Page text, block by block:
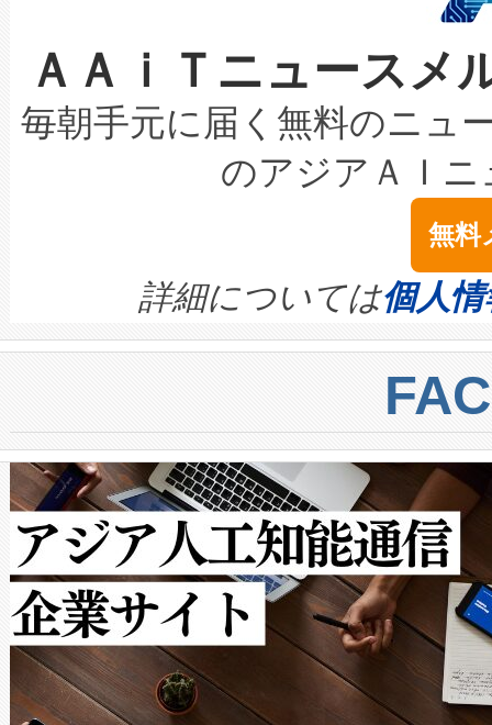
取得できる可能性もあります
設には、3億～4億ドルかか
最高経営責任者（CEO）であ
す。「当社のfully-connected
ームを利用すれば、6,000万
きます。この効率性は、フェ
限を超えて利用可能な電力容
持できるよう貢献します。こ
ービスレベル契約（SLA）違
テリー性能の劣化によるダウ
念は、現在データセンターが
ます。 Voltaiq provides a
quality and reliability for AI
BESS stack to ensure battery
centers. Voltaiqは、ai&のAI
からシステム統合、試運転、
クルの各段階のデータを監視
[…]
なレーザースポットにより、
な環境下でも豊かなディテー
キロメートル範囲を検出
LiDAR for Inspections,
は1535 nmレーザーを搭載。
イズの小径化を実現すること
す。ノーマルモードでは、
ートル先まで検出でき、これ
トに対して約600メートルに
では、反射率10％のターゲッ
で向上し、最大検知距離は
ットだけで最大1キロメート
ルの変電所周囲を監視でき、
作業と点群処理を簡素化でき
Avia 2は、2種類のFOVオプシ
× 80°のノーマルモード、長
ＡＡｉＴニュース
毎朝手元に届く無料のニュ
のアジアＡＩ
無料
詳細については個人